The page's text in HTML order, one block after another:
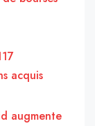
acquis
augmente